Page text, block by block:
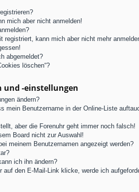
mich aber nicht anmelden!
registriert, kann mich aber nicht mehr
abgemeldet?
löschen“?
und -einstellungen
ändern?
mein Benutzername in der Online-Liste
aber die Forenuhr geht immer noch falsch!
Board nicht zur Auswahl!
meinem Benutzernamen angezeigt werden?
ich ihn ändern?
auf den E-Mail-Link klicke, werde ich